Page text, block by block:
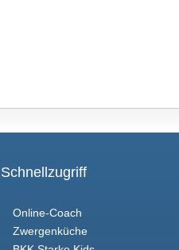
Schnellzugriff
Online-Coach
Zwergenküche